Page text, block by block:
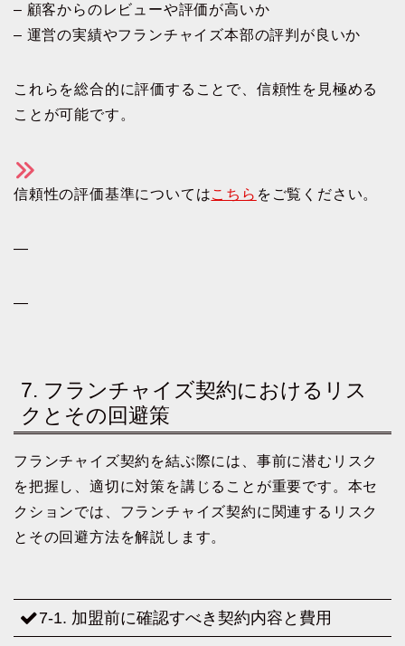
– 顧客からのレビューや評価が高いか
– 運営の実績やフランチャイズ本部の評判が良いか
これらを総合的に評価することで、信頼性を見極める
ことが可能です。
信頼性の評価基準についてはこちら をご覧ください。
—
—
7. フランチャイズ契約におけるリス
クとその回避策
フランチャイズ契約を結ぶ際には、事前に潜むリスク
を把握し、適切に対策を講じることが重要です。本セ
クションでは、フランチャイズ契約に関連するリスク
とその回避方法を解説します。
7-1. 加盟前に確認すべき契約内容と費用